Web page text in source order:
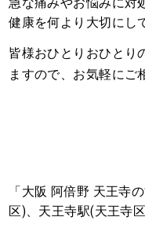
健康を何より大切にし
皆様おひとりおひとり
ますので、お気軽にご
「大阪 阿倍野 天王寺
区)、天王寺駅(天王寺